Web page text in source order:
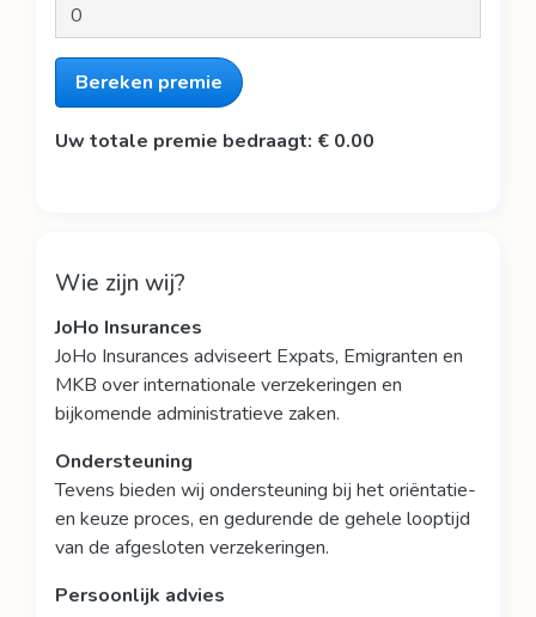
Bereken premie
Uw totale premie bedraagt: € 0.00
Wie zijn wij?
JoHo Insurances
JoHo Insurances adviseert Expats, Emigranten en
MKB over internationale verzekeringen en
bijkomende administratieve zaken.
Ondersteuning
Tevens bieden wij ondersteuning bij het oriëntatie-
en keuze proces, en gedurende de gehele looptijd
van de afgesloten verzekeringen.
Persoonlijk advies